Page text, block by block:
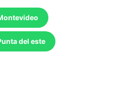
del este